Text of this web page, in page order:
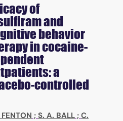
of
and
behavior
in cocaine-
a
controlled
FENTON ; S. A. BALL ; C.